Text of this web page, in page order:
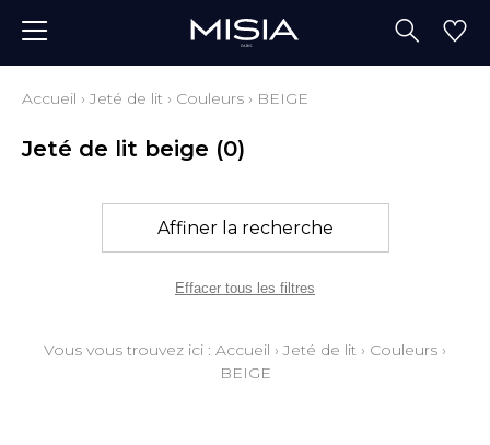
Accueil › Jeté de lit › Couleurs › BEIGE
Jeté de lit beige (0)
Affiner la recherche
Effacer tous les filtres
Vous vous trouvez ici : Accueil › Jeté de lit › Couleurs ›
BEIGE